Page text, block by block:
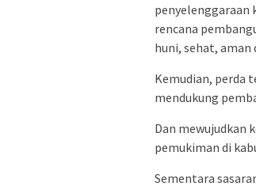
penyelenggaraan
rencana
huni, sehat,
Kemudian, perda
mendukung
Dan mewujudkan
pemukiman di
Sementara